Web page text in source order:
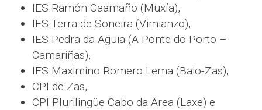
IES Ramón Caamaño (Muxía),
IES Terra de Soneira (Vimianzo),
IES Pedra da Aguia (A Ponte do Porto –
Camariñas),
IES Maximino Romero Lema (Baio-Zas),
CPI de Zas,
CPI Plurilingüe Cabo da Area (Laxe) e